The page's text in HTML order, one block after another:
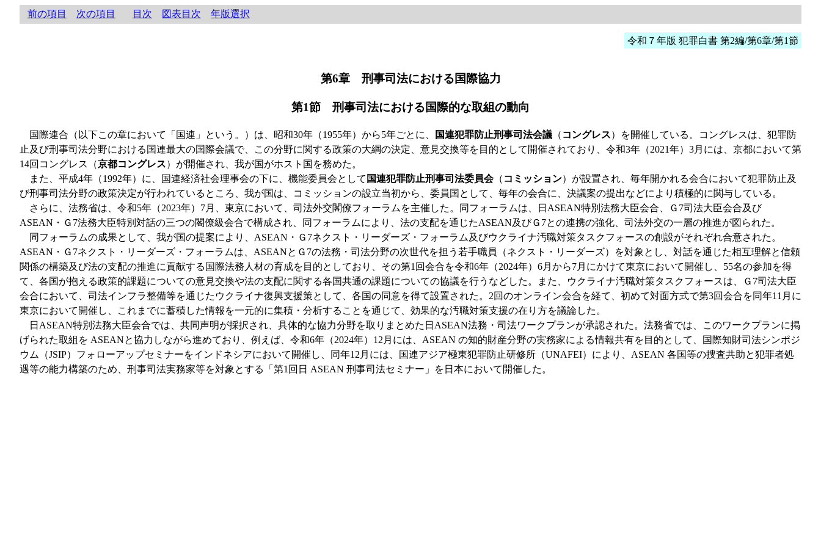
前の項目 次の項目 目次 図表目次 年版選択
令和７年版 犯罪白書 第2編/第6章/第1節
第6章 刑事司法における国際協力
第1節 刑事司法における国際的な取組の動向
国際連合（以下この章において「国連」という。）は、昭和30年（1955年）から5年ごとに、 国連犯罪防止刑事司法会議 （ コングレス）を開催している。コングレスは、犯罪防
止及び刑事司法分野における国連最大の国際会議で、この分野に関する政策の大綱の決定、意見交換等を目的として開催されており、令和3年（2021年）3月には、京都において第
14回コングレス（京都コングレス）が開催され、我が国がホスト国を務めた。
また、平成4年（1992年）に、国連経済社会理事会の下に、機能委員会として 国連犯罪防止刑事司法委員会（ コミッション）が設置され、毎年開かれる会合において犯罪防止及
び刑事司法分野の政策決定が行われているところ、我が国は、コミッションの設立当初から、委員国として、毎年の会合に、決議案の提出などにより積極的に関与している。
さらに、法務省は、令和5年（2023年）7月、東京において、司法外交閣僚フォーラムを主催した。同フォーラムは、日ASEAN特別法務大臣会合、Ｇ7司法大臣会合及び
ASEAN・Ｇ7法務大臣特別対話の三つの閣僚級会合で構成され、同フォーラムにより、法の支配を通じたASEAN及びＧ7との連携の強化、司法外交の一層の推進が図られた。
同フォーラムの成果として、我が国の提案により、ASEAN・Ｇ7ネクスト・リーダーズ・フォーラム及びウクライナ汚職対策タスクフォースの創設がそれぞれ合意された。
ASEAN・Ｇ7ネクスト・リーダーズ・フォーラムは、ASEANとＧ7の法務・司法分野の次世代を担う若手職員（ネクスト・リーダーズ）を対象とし、対話を通じた相互理解と信頼
関係の構築及び法の支配の推進に貢献する国際法務人材の育成を目的としており、その第1回会合を令和6年（2024年）6月から7月にかけて東京において開催し、55名の参加を得
て、各国が抱える政策的課題についての意見交換や法の支配に関する各国共通の課題についての協議を行うなどした。また、ウクライナ汚職対策タスクフォースは、Ｇ7司法大臣
会合において、司法インフラ整備等を通じたウクライナ復興支援策として、各国の同意を得て設置された。2回のオンライン会合を経て、初めて対面方式で第3回会合を同年11月に
東京において開催し、これまでに蓄積した情報を一元的に集積・分析することを通じて、効果的な汚職対策支援の在り方を議論した。
日ASEAN特別法務大臣会合では、共同声明が採択され、具体的な協力分野を取りまとめた日ASEAN法務・司法ワークプランが承認された。法務省では、このワークプランに掲
げられた取組を ASEANと協力しながら進めており、例えば、令和6年（2024年）12月には、ASEAN の知的財産分野の実務家による情報共有を目的として、国際知財司法シンポジ
ウム（JSIP）フォローアップセミナーをインドネシアにおいて開催し、同年12月には、国連アジア極東犯罪防止研修所（UNAFEI）により、ASEAN 各国等の捜査共助と犯罪者処
遇等の能力構築のため、刑事司法実務家等を対象とする「第1回日 ASEAN 刑事司法セミナー」を日本において開催した。